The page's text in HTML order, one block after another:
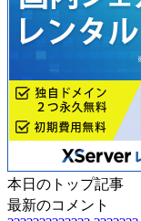
本日のトップ記事
最新のコメント